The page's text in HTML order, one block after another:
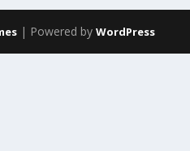
| Powered by WordPress